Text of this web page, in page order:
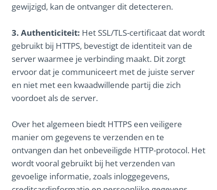
gewijzigd, kan de ontvanger dit detecteren.
3. Authenticiteit: Het SSL/TLS-certificaat dat wordt
gebruikt bij HTTPS, bevestigt de identiteit van de
server waarmee je verbinding maakt. Dit zorgt
ervoor dat je communiceert met de juiste server
en niet met een kwaadwillende partij die zich
voordoet als de server.
Over het algemeen biedt HTTPS een veiligere
manier om gegevens te verzenden en te
ontvangen dan het onbeveiligde HTTP-protocol. Het
wordt vooral gebruikt bij het verzenden van
gevoelige informatie, zoals inloggegevens,